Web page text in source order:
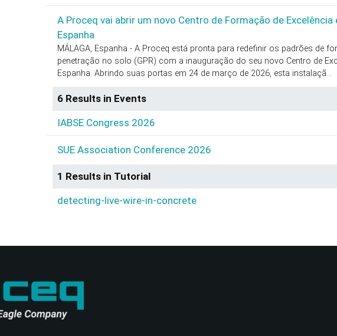
A Proceq vai abrir um novo Centro de Formação de Excelência
Espanha
MÁLAGA, Espanha - A Proceq está pronta para redefinir os padrões de
penetração no solo (GPR) com a inauguração do seu novo Centro de
Espanha. Abrindo suas portas em 24 de março de 2026, esta instalaçã...
6 Results in Events
IABSE Congress 2026
SUE Association Conference 2026
1 Results in Tutorial
detecting-live-wire-in-concrete